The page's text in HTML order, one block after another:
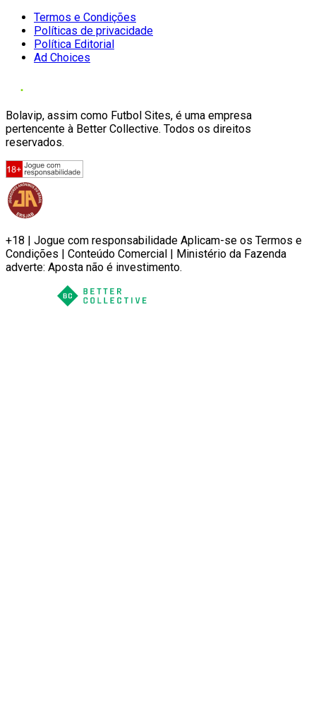
Termos e Condições
Políticas de privacidade
Política Editorial
Ad Choices
Bolavip, assim como Futbol Sites, é uma empresa
pertencente à Better Collective. Todos os direitos
reservados.
+18 | Jogue com responsabilidade Aplicam-se os Termos e
Condições | Conteúdo Comercial | Ministério da Fazenda
adverte: Aposta não é investimento.